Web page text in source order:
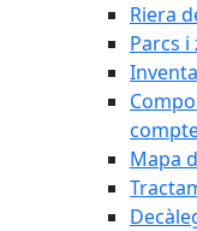
Riera
Parcs i
Mapa